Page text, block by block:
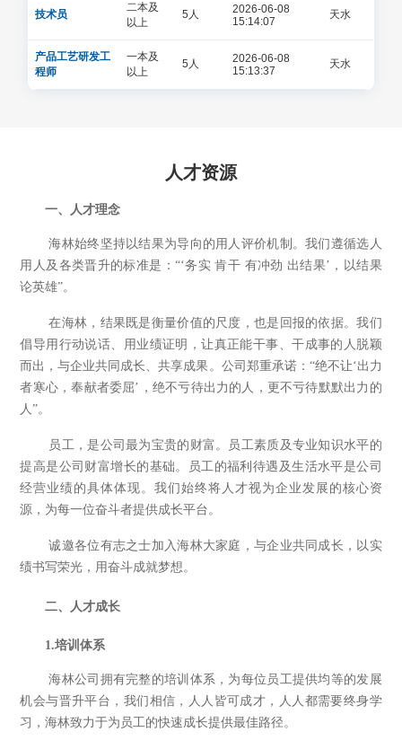
联系我们
English
技术员
二本及
以上
5人
2026-06-08
15:14:07
天水
产品工艺研发工
程师
一本及
以上
5人
2026-06-08
15:13:37
天水
人才资源
一、 人才理念
海林始终坚持以结果为导向的用人评价机制。我们遵循选人
用人及各类晋升的标准是：“‘务实 肯干 有冲劲 出结果’，以结果
论英雄”。
在海林，结果既是衡量价值的尺度，也是回报的依据。我们
倡导用行动说话、用业绩证明，让真正能干事、干成事的人脱颖
而出，与企业共同成长、共享成果。公司郑重承诺：“绝不让‘出力
者寒心，奉献者委屈’，绝不亏待出力的人，更不亏待默默出力的
人”。
员工，是公司最为宝贵的财富。员工素质及专业知识水平的
提高是公司财富增长的基础。员工的福利待遇及生活水平是公司
经营业绩的具体体现。我们始终将人才视为企业发展的核心资
源，为每一位奋斗者提供成长平台。
诚邀各位有志之士加入海林大家庭，与企业共同成长，以实
绩书写荣光，用奋斗成就梦想。
二、人才成长
1.培训体系
海林公司拥有完整的培训体系，为每位员工提供均等的发展
机会与晋升平台，我们相信，人人皆可成才，人人都需要终身学
习，海林致力于为员工的快速成长提供最佳路径。